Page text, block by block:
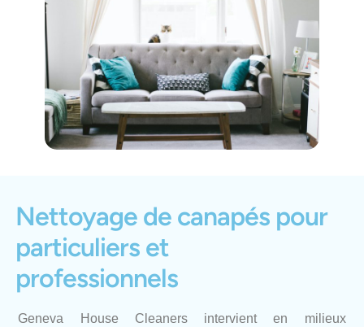
Nettoyage de canapés pour
particuliers et
professionnels
Geneva House Cleaners intervient en milieux